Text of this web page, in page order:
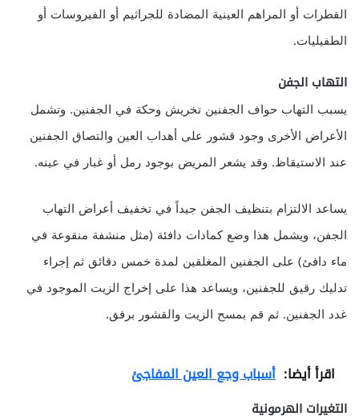
القطرات أو المراهم العينية المضادة للجراثيم أو الفيروسات أو
الطفيليات.
التهاب الجفن
يسبب التهاب حواف الجفنين تخريش وحكة في الجفنين. وتشمل
الأعراض الأخرى وجود قشور على أهداب العين والتصاق الجفنين
عند الاستيقاظ. وقد يشعر المريض بوجود رمل أو غبار في عينه.
يساعد الالتزام بتنظيف الجفن جيداً في تخفيف أعراض التهاب
الجفن، ويشمل هذا وضع كمادات دافئة (مثل منشفة منقوعة في
ماء دافئ) على الجفنين المغلقين لمدة خمس دقائق ثم إجراء
تدليك رقيق للجفنين، ويساعد هذا على إخراج الزيت الموجود في
غدد الجفنين. ثم قم بمسح الزيت والقشور برفق.
اقرأ أيضا: أسباب وجع العين المفاجئ
التغيرات الهرمونية